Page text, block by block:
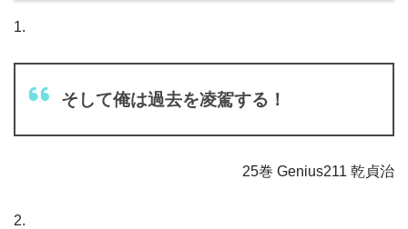
1.
そして俺は過去を凌駕する！
25巻 Genius211 乾貞治
2.